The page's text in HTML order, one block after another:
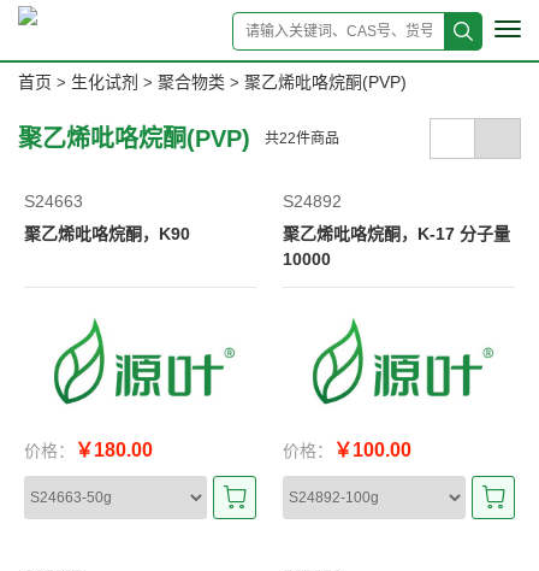
首页 > 生化试剂 > 聚合物类 > 聚乙烯吡咯烷酮(PVP)
聚乙烯吡咯烷酮(PVP) 共22件商品
S24663
聚乙烯吡咯烷酮，K90
价格： ￥180.00
S24892
聚乙烯吡咯烷酮，K-17 分子量
10000
价格： ￥100.00